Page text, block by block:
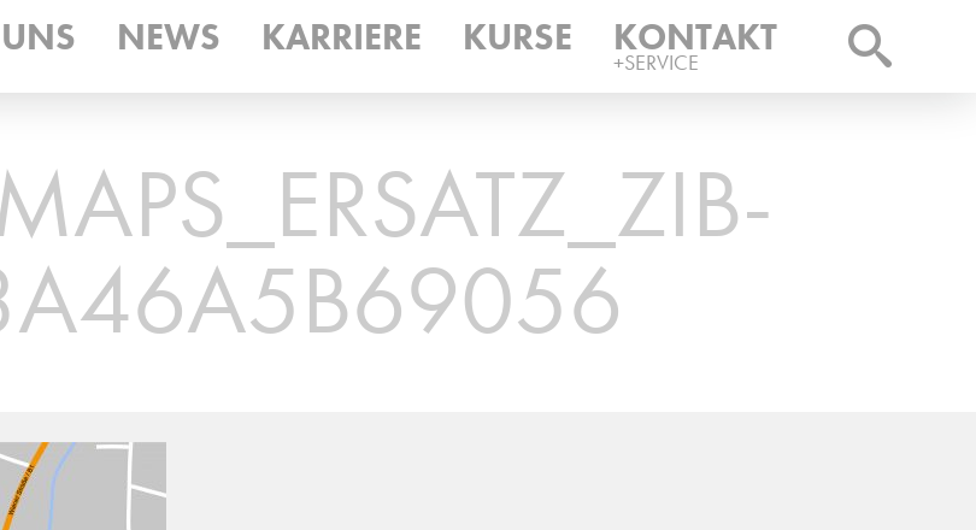
NEWS KARRIERE KURSE KONTAKT
+SERVICE